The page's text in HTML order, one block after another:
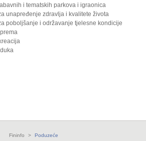
i tematskih parkova i igraonica
unapređenje zdravlja i kvalitete života
poboljšanje i održavanje tjelesne kondicije
Fininfo > Poduzeće